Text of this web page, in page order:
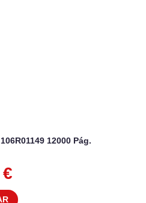
12000 Pág.
€